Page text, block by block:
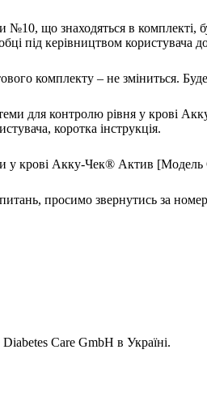
№10, що знаходяться в комплекті,
під керівництвом користувача
комплекту – не зміниться.
для контролю рівня у крові
коротка інструкція.
у крові Акку-Чек® Актив [Модель
просимо звернутись за
Roche Diabetes Care